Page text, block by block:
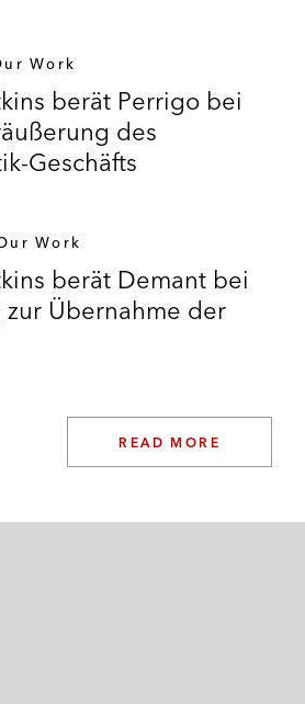
Work
berät Perrigo bei
des
Geschäfts
Work
berät Demant bei
Übernahme der
READ MORE